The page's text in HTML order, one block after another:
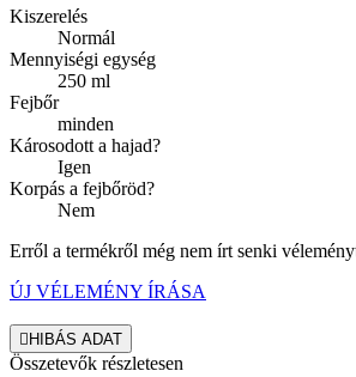
Kiszerelés
Normál
Mennyiségi egység
250 ml
Fejbőr
minden
Károsodott a hajad?
Igen
Korpás a fejbőröd?
Nem
Erről a termékről még nem írt senki
ÚJ VÉLEMÉNY ÍRÁSA
HIBÁS ADAT
Összetevők részletesen